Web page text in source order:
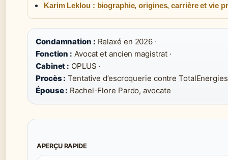
Karim Leklou : biographie, origines, carrière et vie
Condamnation : Relaxé en 2026 ·
Fonction : Avocat et ancien magistrat ·
Cabinet : OPLUS ·
Procès : Tentative d’escroquerie contre TotalEnergies
Épouse : Rachel-Flore Pardo, avocate
APERÇU RAPIDE